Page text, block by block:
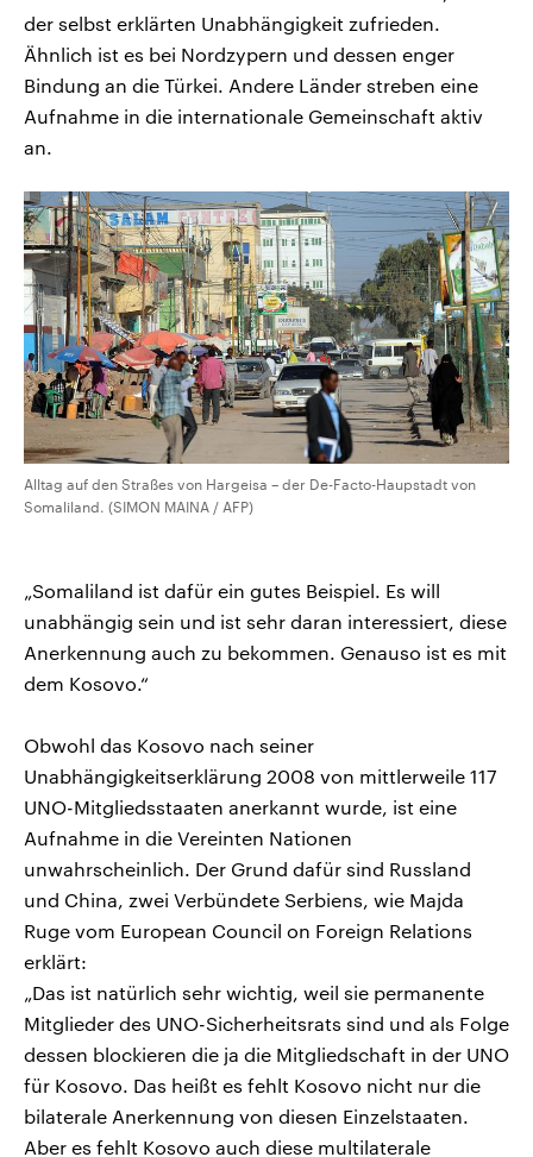
der selbst erklärten Unabhängigkeit zufrieden.
Ähnlich ist es bei Nordzypern und dessen enger
Bindung an die Türkei. Andere Länder streben eine
Aufnahme in die internationale Gemeinschaft aktiv
an.
Alltag auf den Straßes von Hargeisa – der De-Facto-Haupstadt von
Somaliland. (SIMON MAINA / AFP)
„Somaliland ist dafür ein gutes Beispiel. Es will
unabhängig sein und ist sehr daran interessiert, diese
Anerkennung auch zu bekommen. Genauso ist es mit
dem Kosovo.“
Obwohl das Kosovo nach seiner
Unabhängigkeitserklärung 2008 von mittlerweile 117
UNO-Mitgliedsstaaten anerkannt wurde, ist eine
Aufnahme in die Vereinten Nationen
unwahrscheinlich. Der Grund dafür sind Russland
und China, zwei Verbündete Serbiens, wie Majda
Ruge vom European Council on Foreign Relations
erklärt:
„Das ist natürlich sehr wichtig, weil sie permanente
Mitglieder des UNO-Sicherheitsrats sind und als Folge
dessen blockieren die ja die Mitgliedschaft in der UNO
für Kosovo. Das heißt es fehlt Kosovo nicht nur die
bilaterale Anerkennung von diesen Einzelstaaten.
Aber es fehlt Kosovo auch diese multilaterale